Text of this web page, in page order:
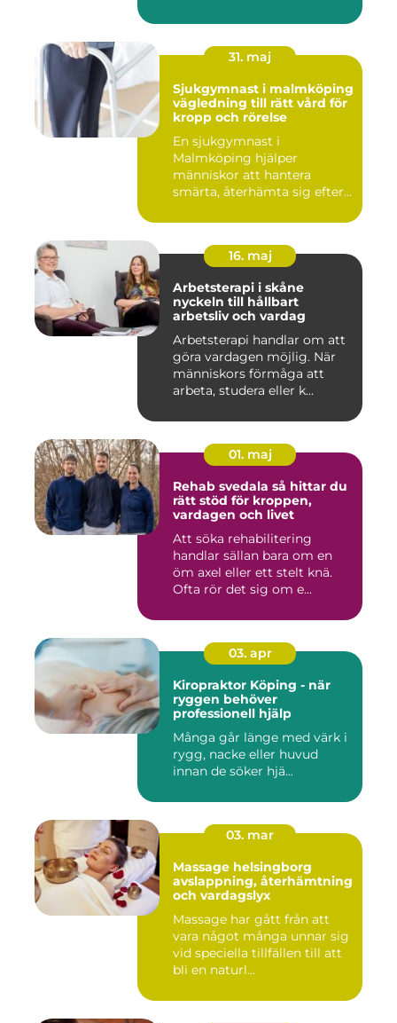
31. maj
Sjukgymnast i malmköping
vägledning till rätt vård för
kropp och rörelse
En sjukgymnast i
Malmköping hjälper
människor att hantera
smärta, återhämta sig efter
16. maj
Arbetsterapi i skåne
nyckeln till hållbart
arbetsliv och vardag
Arbetsterapi handlar om att
göra vardagen möjlig. När
människors förmåga att
arbeta, studera eller k...
01. maj
Rehab svedala så hittar du
rätt stöd för kroppen,
vardagen och livet
Att söka rehabilitering
handlar sällan bara om en
öm axel eller ett stelt knä.
Ofta rör det sig om e...
03. apr
Kiropraktor Köping - när
ryggen behöver
professionell hjälp
Många går länge med värk i
rygg, nacke eller huvud
innan de söker hjä...
03. mar
Massage helsingborg
avslappning, återhämtning
och vardagslyx
Massage har gått från att
vara något många unnar sig
vid speciella tillfällen till att
bli en naturl...